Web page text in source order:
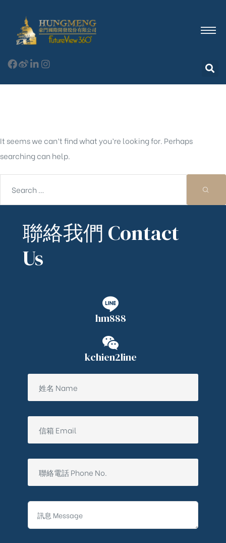
It seems we can’t find what you’re looking for. Perhaps
searching can help.
聯絡我們 Contact
Us
hm888
kchien2line